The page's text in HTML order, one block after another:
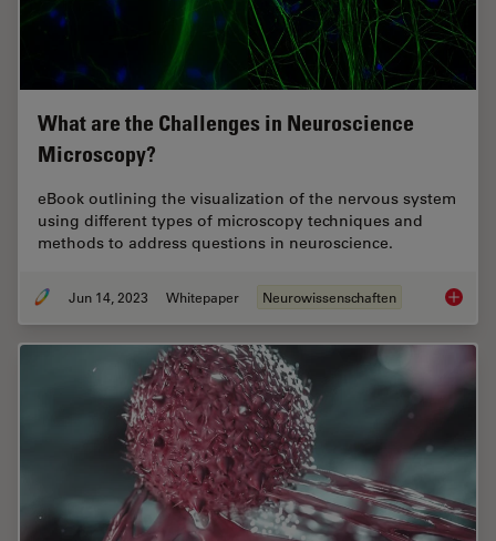
What are the Challenges in Neuroscience
Microscopy?
eBook outlining the visualization of the nervous system
using different types of microscopy techniques and
methods to address questions in neuroscience.
Jun 14, 2023 Whitepaper Neurowissenschaften What